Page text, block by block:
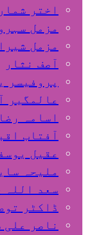
اختر شمار
مزمل
مزمل
آصف نثار
پروفیسر
عالمگیر
اسامہ رضا
آفتاب
عقیل
ملیحہ
سعد اللہ
ڈاکٹر
ناصر علی